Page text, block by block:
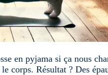
en pyjama si ça nous
corps. Résultat ? Des